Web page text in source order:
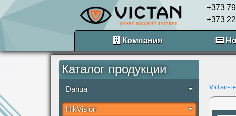
+373
+373
Компания
Каталог продукции
Dahua
HikVision
Victan-